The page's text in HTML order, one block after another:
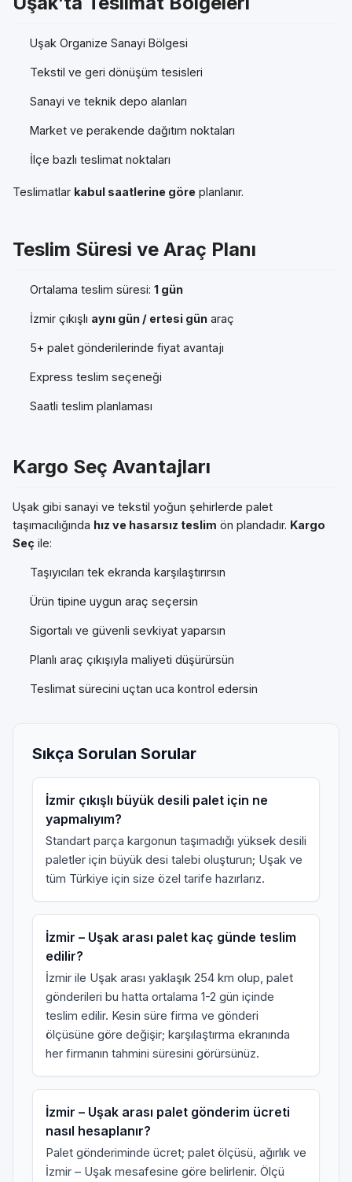
Uşak Organize Sanayi Bölgesi
Tekstil ve geri dönüşüm tesisleri
Sanayi ve teknik depo alanları
Market ve perakende dağıtım noktaları
İlçe bazlı teslimat noktaları
Teslimatlar kabul saatlerine göre planlanır.
Teslim Süresi ve Araç Planı
Ortalama teslim süresi: 1 gün
İzmir çıkışlı aynı gün / ertesi gün araç
5+ palet gönderilerinde fiyat avantajı
Express teslim seçeneği
Saatli teslim planlaması
Kargo Seç Avantajları
Uşak gibi sanayi ve tekstil yoğun şehirlerde palet
taşımacılığında hız ve hasarsız teslim ön plandadır. Kargo
Seç ile:
Taşıyıcıları tek ekranda karşılaştırırsın
Ürün tipine uygun araç seçersin
Sigortalı ve güvenli sevkiyat yaparsın
Planlı araç çıkışıyla maliyeti düşürürsün
Teslimat sürecini uçtan uca kontrol edersin
Sıkça Sorulan Sorular
İzmir çıkışlı büyük desili palet için ne
yapmalıyım?
Standart parça kargonun taşımadığı yüksek desili
paletler için büyük desi talebi oluşturun; Uşak ve
tüm Türkiye için size özel tarife hazırlarız.
İzmir – Uşak arası palet kaç günde teslim
edilir?
İzmir ile Uşak arası yaklaşık 254 km olup, palet
gönderileri bu hatta ortalama 1-2 gün içinde
teslim edilir. Kesin süre firma ve gönderi
ölçüsüne göre değişir; karşılaştırma ekranında
her firmanın tahmini süresini görürsünüz.
İzmir – Uşak arası palet gönderim ücreti
nasıl hesaplanır?
Palet gönderiminde ücret; palet ölçüsü, ağırlık ve
İzmir – Uşak mesafesine göre belirlenir. Ölçü